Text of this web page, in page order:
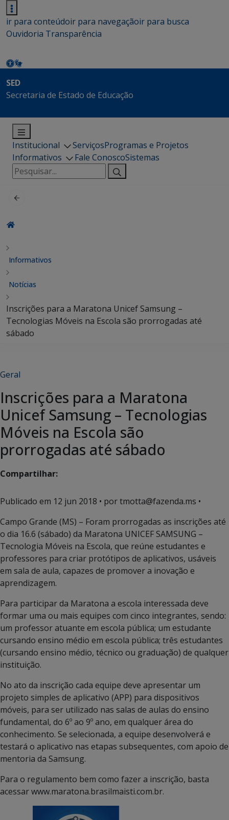
ir para conteúdoir para navegaçãoir para busca
Ouvidoria Transparência
SED
Secretaria de Estado de Educação
Institucional ServiçosProgramas e Projetos
Informativos
Fale ConoscoSistemas
Pesquisar
por:
Informativos
Notícias
Inscrições para a Maratona Unicef Samsung –
Tecnologias Móveis na Escola são prorrogadas até
sábado
Geral
Inscrições para a Maratona
Unicef Samsung – Tecnologias
Móveis na Escola são
prorrogadas até sábado
Compartilhar:
Publicado em 12 jun 2018 • por tmotta@fazenda.ms •
Campo Grande (MS) – Foram prorrogadas as inscrições até
o dia 16.6 (sábado) da Maratona UNICEF SAMSUNG –
Tecnologia Móveis na Escola, que reúne estudantes e
professores para criar protótipos de aplicativos, usáveis
em sala de aula, capazes de promover a inovação e
aprendizagem.
Para participar da Maratona a escola interessada deve
formar uma ou mais equipes com cinco integrantes, sendo:
um professor atuante em escola pública; um estudante
cursando ensino médio em escola pública; três estudantes
(cursando ensino médio, técnico ou graduação) de qualquer
instituição.
No ato da inscrição cada equipe deve apresentar um
projeto simples de aplicativo (APP) para dispositivos
móveis, para ser utilizado nas salas de aulas do ensino
fundamental, do 6º ao 9º ano, em qualquer área do
conhecimento. Se selecionada, a equipe desenvolverá e
testará o aplicativo nas etapas subsequentes, com apoio de
mentoria da Samsung.
Para o regulamento bem como fazer a inscrição, basta
acessar www.maratona.brasilmaisti.com.br.